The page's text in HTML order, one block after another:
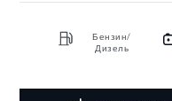
Бензин/
Дизель